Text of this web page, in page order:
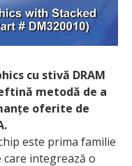
cu stivă DRAM
metodă de a
oferite de
este prima familie
integrează o